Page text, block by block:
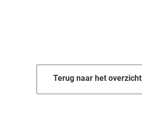
Terug naar het overzicht